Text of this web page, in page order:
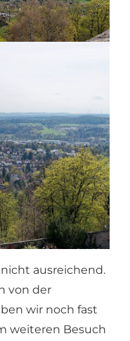
ausreichend.
von der
wir noch fast
weiteren Besuch